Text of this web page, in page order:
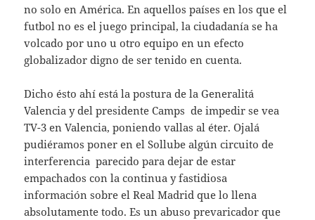
no solo en América. En aquellos países en los que el
futbol no es el juego principal, la ciudadanía se ha
volcado por uno u otro equipo en un efecto
globalizador digno de ser tenido en cuenta.
Dicho ésto ahí está la postura de la Generalitá
Valencia y del presidente Camps de impedir se vea
TV-3 en Valencia, poniendo vallas al éter. Ojalá
pudiéramos poner en el Sollube algún circuito de
interferencia parecido para dejar de estar
empachados con la continua y fastidiosa
información sobre el Real Madrid que lo llena
absolutamente todo. Es un abuso prevaricador que